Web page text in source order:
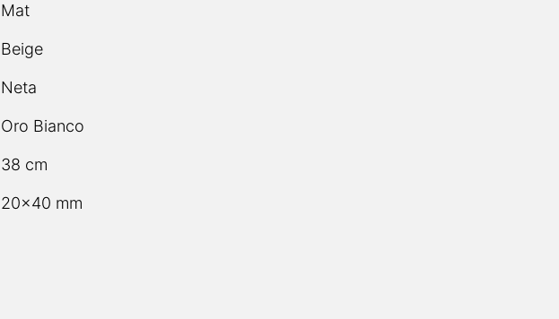
Mat
Beige
Neta
Oro Bianco
38 cm
20×40 mm